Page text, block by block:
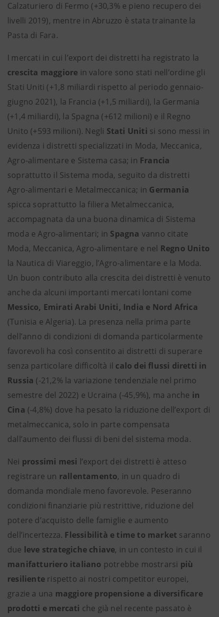
Calzaturiero di Fermo (+30,3% e pieno recupero dei
livelli 2019), mentre in Abruzzo è stata trainante la
Pasta di Fara.
I mercati in cui l’export dei distretti ha registrato la
crescita maggiore in valore sono stati nell’ordine gli
Stati Uniti (+1,8 miliardi rispetto al periodo gennaio-
giugno 2021), la Francia (+1,5 miliardi), la Germania
(+1,4 miliardi), la Spagna (+612 milioni) e il Regno
Unito (+593 milioni). Negli Stati Uniti si sono messi in
evidenza i distretti specializzati in Moda, Meccanica,
Agro-alimentare e Sistema casa; in Francia
soprattutto il Sistema moda, seguito da distretti
Agro-alimentari e Metalmeccanica; in Germania
spicca soprattutto la filiera Metalmeccanica,
accompagnata da una buona dinamica di Sistema
moda e Agro-alimentari; in Spagna vanno citate
Moda, Meccanica, Agro-alimentare e nel Regno Unito
la Nautica di Viareggio, l’Agro-alimentare e la Moda.
Un buon contributo alla crescita dei distretti è venuto
anche da alcuni importanti mercati lontani come
Messico, Emirati Arabi Uniti, India e Nord Africa
(Tunisia e Algeria). La presenza nella prima parte
dell’anno di condizioni di domanda particolarmente
favorevoli ha così consentito ai distretti di superare
senza particolare difficoltà il calo dei flussi diretti in
Russia (-21,2% la variazione tendenziale nel primo
semestre del 2022) e Ucraina (-45,9%), ma anche in
Cina (-4,8%) dove ha pesato la riduzione dell’export di
metalmeccanica, solo in parte compensata
dall’aumento dei flussi di beni del sistema moda.
Nei prossimi mesi l’export dei distretti è atteso
registrare un rallentamento, in un quadro di
domanda mondiale meno favorevole. Peseranno
condizioni finanziarie più restrittive, riduzione del
potere d’acquisto delle famiglie e aumento
dell’incertezza. Flessibilità e time to market saranno
due leve strategiche chiave, in un contesto in cui il
manifatturiero italiano potrebbe mostrarsi più
resiliente rispetto ai nostri competitor europei,
grazie a una maggiore propensione a diversificare
prodotti e mercati che già nel recente passato è